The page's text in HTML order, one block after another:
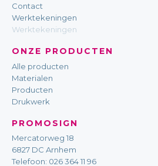
Contact
Werktekeningen
Werktekeningen
ONZE PRODUCTEN
Alle producten
Materialen
Producten
Drukwerk
PROMOSIGN
Mercatorweg 18
6827 DC Arnhem
Telefoon: 026 364 11 96